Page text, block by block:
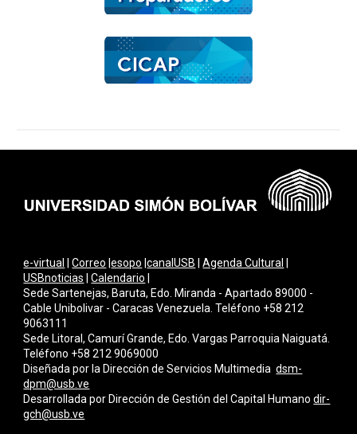
e-virtual |Correo |esopo |canalUSB |Agenda Cultural
USBnoticias |Calendario
Sede Sartenejas, Baruta, Edo. Miranda - Apartado 89000 -
Cable Unibolivar - Caracas Venezuela. Teléfono +58 212
9063111
Sede Litoral, Camurí Grande, Edo. Vargas Parroquia Naiguatá.
Teléfono +58 212 9069000
Diseñada por la Dirección de Servicios Multimediadsm-
dpm@usb.ve
Desarrollada por Dirección de Gestión del Capital Humano dir-
gch@usb.ve